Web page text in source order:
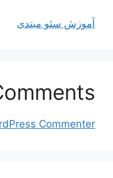
آموزش سئو مبتدی
Commenter